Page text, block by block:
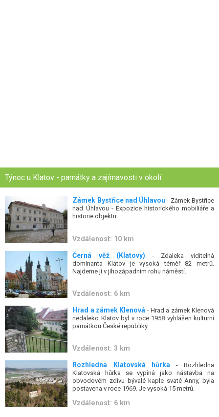
Týnec u Klatov - památky a zajímavosti v okolí
Zámek Bystřice nad Úhlavou - Zámek Bystřice
nad Úhlavou - Expozice historického mobiliáře a
historie objektu
Vzdálenost: 10 km
Černá věž (Klatovy) - Zdaleka viditelná
dominanta Klatov je vysoká téměř 82 metrů.
Najdeme ji v jihozápadním rohu náměstí.
Vzdálenost: 6 km
Hrad a zámek Klenová - Hrad a zámek Klenová
nedaleko Klatov byl v roce 1958 vyhlášen kulturní
památkou České republiky.
Vzdálenost: 3 km
Rozhledna Klatovská hůrka- Rozhledna
Klatovská hůrka se vypíná jako nástavba na
obvodovém zdivu bývalé kaple svaté Anny, byla
postavena v roce 1969. Je vysoká 15 metrů.
Vzdálenost: 6 km